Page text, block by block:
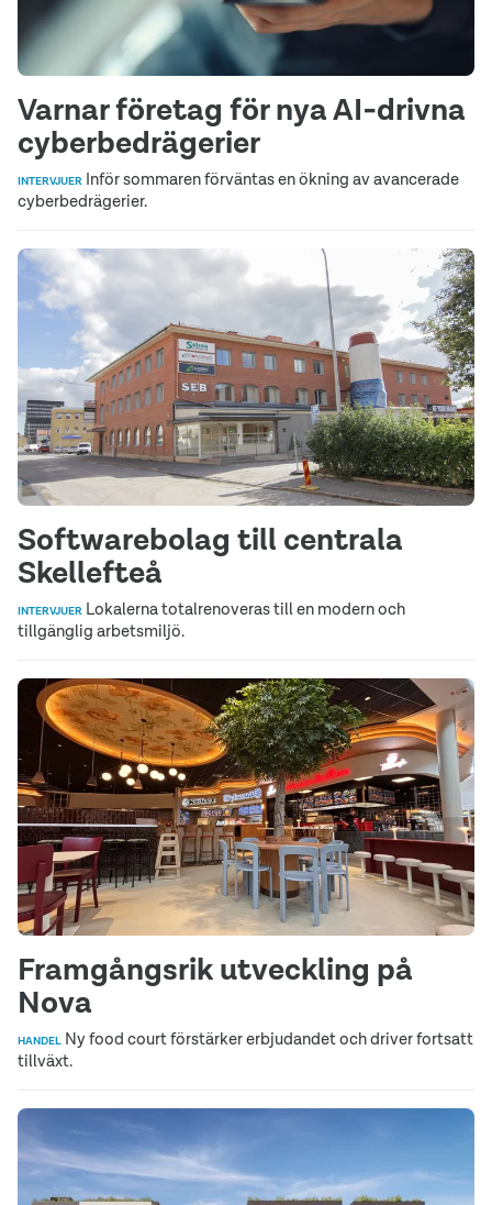
Varnar företag för nya AI‑drivna
cyberbedrägerier
INTERVJUER Inför sommaren förväntas en ökning av avancerade
cyberbedrägerier.
Softwarebolag till centrala
Skellefteå
INTERVJUER Lokalerna totalrenoveras till en modern och
tillgänglig arbetsmiljö.
Framgångsrik utveckling på
Nova
HANDEL Ny food court förstärker erbjudandet och driver fortsatt
tillväxt.